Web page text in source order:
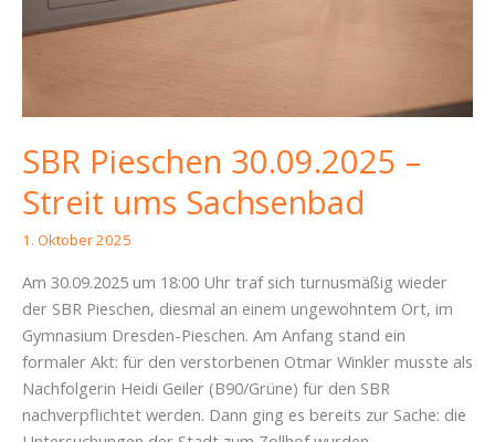
SBR Pieschen 30.09.2025 –
Streit ums Sachsenbad
1. Oktober 2025
Am 30.09.2025 um 18:00 Uhr traf sich turnusmäßig wieder
der SBR Pieschen, diesmal an einem ungewohntem Ort, im
Gymnasium Dresden-Pieschen. Am Anfang stand ein
formaler Akt: für den verstorbenen Otmar Winkler musste als
Nachfolgerin Heidi Geiler (B90/Grüne) für den SBR
nachverpflichtet werden. Dann ging es bereits zur Sache: die